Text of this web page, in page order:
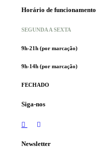
Horário de funcionamento
SEGUNDA A SEXTA
9h-21h (por marcação)
9h-14h (por marcação)
FECHADO
Siga-nos
Newsletter